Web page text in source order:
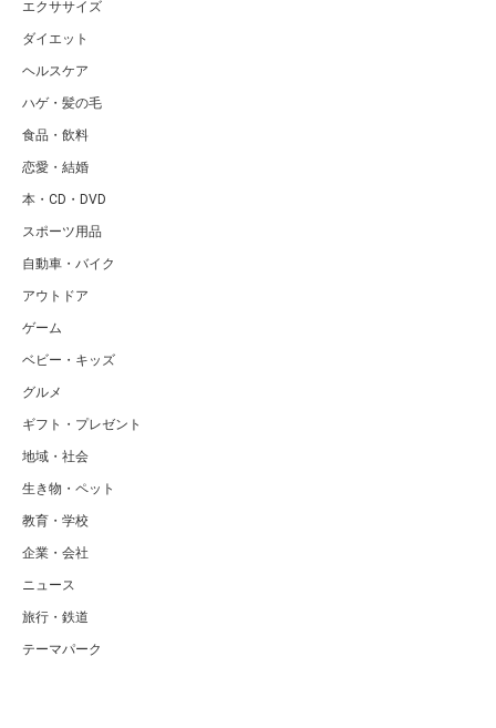
エクササイズ
ダイエット
ヘルスケア
ハゲ・髪の毛
食品・飲料
恋愛・結婚
本・CD・DVD
スポーツ用品
自動車・バイク
アウトドア
ゲーム
ベビー・キッズ
グルメ
ギフト・プレゼント
地域・社会
生き物・ペット
教育・学校
企業・会社
ニュース
旅行・鉄道
テーマパーク